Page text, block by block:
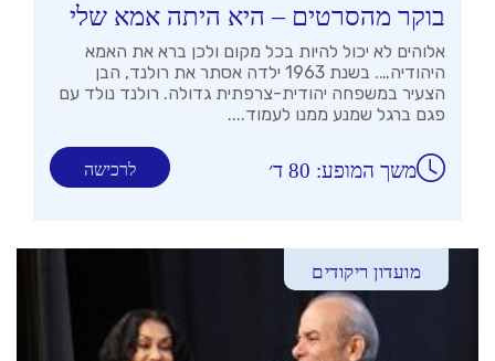
בוקר מהסרטים – היא היתה אמא שלי
אלוהים לא יכול להיות בכל מקום ולכן ברא את האמא
היהודיה…. בשנת 1963 ילדה אסתר את רולנד, הבן
הצעיר במשפחה יהודית-צרפתית גדולה. רולנד נולד עם
פגם ברגל שמנע ממנו לעמוד....
לרכישה משך המופע: 80 ד׳
מועדון ריקודים